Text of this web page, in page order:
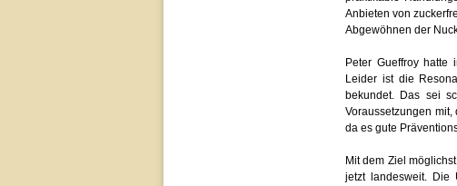
Anbieten von
Abgewöhnen der
Peter Gueffroy
Leider ist die
bekundet. Das sei
Voraussetzungen
da es gute
Mit dem Ziel
jetzt landesweit. Die